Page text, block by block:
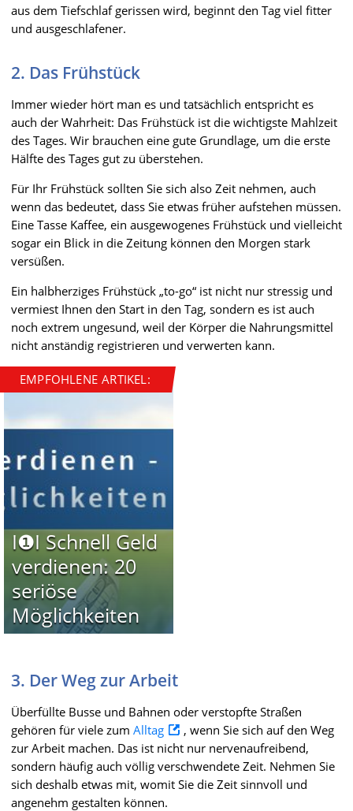
aus dem Tiefschlaf gerissen wird, beginnt den Tag viel fitter
und ausgeschlafener.
2. Das Frühstück
Immer wieder hört man es und tatsächlich entspricht es
auch der Wahrheit: Das Frühstück ist die wichtigste Mahlzeit
des Tages. Wir brauchen eine gute Grundlage, um die erste
Hälfte des Tages gut zu überstehen.
Für Ihr Frühstück sollten Sie sich also Zeit nehmen, auch
wenn das bedeutet, dass Sie etwas früher aufstehen müssen.
Eine Tasse Kaffee, ein ausgewogenes Frühstück und vielleicht
sogar ein Blick in die Zeitung können den Morgen stark
versüßen.
Ein halbherziges Frühstück „to-go“ ist nicht nur stressig und
vermiest Ihnen den Start in den Tag, sondern es ist auch
noch extrem ungesund, weil der Körper die Nahrungsmittel
nicht anständig registrieren und verwerten kann.
EMPFOHLENE ARTIKEL:
I❶I Schnell Geld
verdienen: 20
seriöse
Möglichkeiten
3. Der Weg zur Arbeit
Überfüllte Busse und Bahnen oder verstopfte Straßen
gehören für viele zum Alltag
, wenn Sie sich auf den Weg
zur Arbeit machen. Das ist nicht nur nervenaufreibend,
sondern häufig auch völlig verschwendete Zeit. Nehmen Sie
sich deshalb etwas mit, womit Sie die Zeit sinnvoll und
angenehm gestalten können.